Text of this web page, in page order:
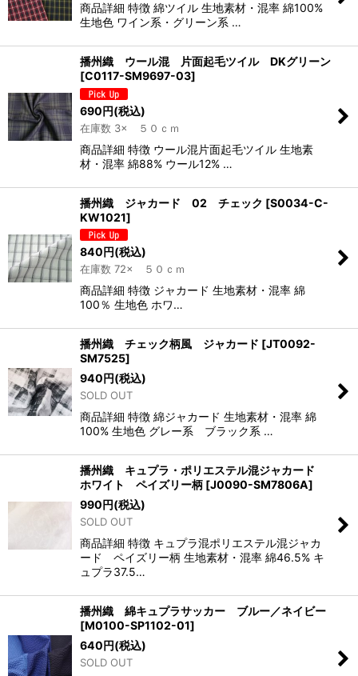
商品詳細 特徴 綿ツイル 生地素材・混率 綿100%
生地色 ワイン系・グリーン系 …
播州織 ウール混 片面起毛ツイル DKグリーン
[C0117-SM9697-03]
690円(税込)
在庫数 3× ５０ｃｍ
商品詳細 特徴 ウール混片面起毛ツイル 生地素
材・混率 綿88% ウール12% …
播州織 ジャカード 02 チェック [S0034-C-
KW1021]
840円(税込)
在庫数 72× ５０ｃｍ
商品詳細 特徴 ジャカード 生地素材・混率 綿
100％ 生地色 ホワ…
播州織 チェック柄風 ジャカード [JT0092-
SM7525]
940円(税込)
SOLD OUT
商品詳細 特徴 綿ジャカード 生地素材・混率 綿
100% 生地色 グレー系 ブラック系 …
播州織 キュプラ・ポリエステル混ジャカード
ホワイト ペイズリー柄 [J0090-SM7806A]
990円(税込)
SOLD OUT
商品詳細 特徴 キュプラ混ポリエステル混ジャカ
ード ペイズリー柄 生地素材・混率 綿46.5% キ
ュプラ37.5…
播州織 綿キュプラサッカー ブルー／ネイビー
[M0100-SP1102-01]
640円(税込)
SOLD OUT